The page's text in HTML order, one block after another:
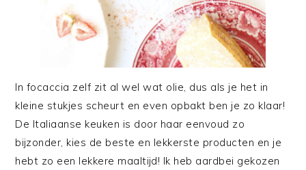
In focaccia zelf zit al wel wat olie, dus als je het in
kleine stukjes scheurt en even opbakt ben je zo klaar!
De Italiaanse keuken is door haar eenvoud zo
bijzonder, kies de beste en lekkerste producten en je
hebt zo een lekkere maaltijd! Ik heb aardbei gekozen